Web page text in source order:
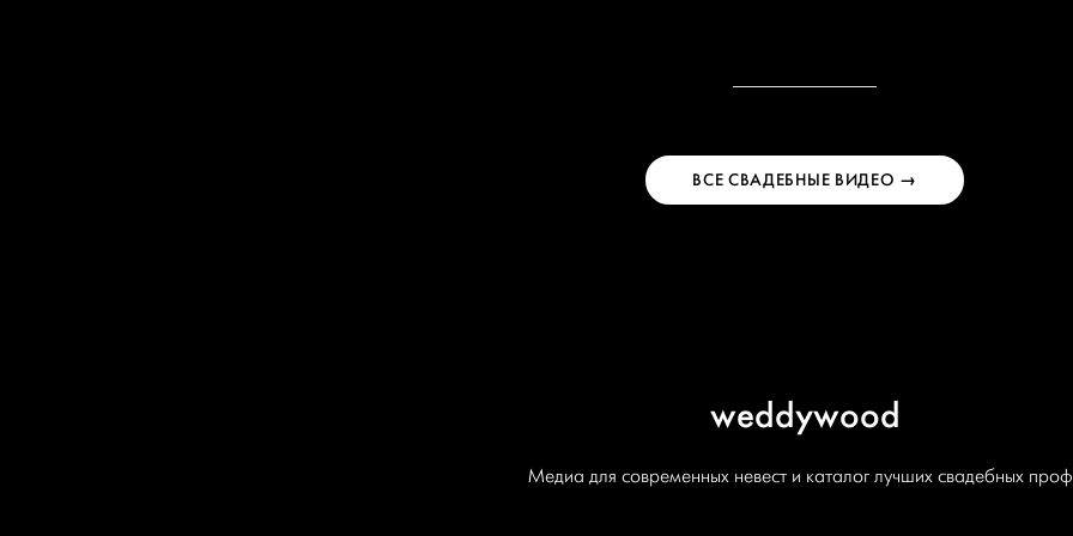
ВСЕ СВАДЕБНЫЕ ВИДЕО →
weddywood
Медиа для современных невест и каталог лучших свадебных